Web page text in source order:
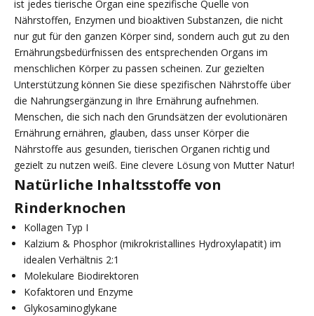
ist jedes tierische Organ eine spezifische Quelle von
Nährstoffen, Enzymen und bioaktiven Substanzen, die nicht
nur gut für den ganzen Körper sind, sondern auch gut zu den
Ernährungsbedürfnissen des entsprechenden Organs im
menschlichen Körper zu passen scheinen. Zur gezielten
Unterstützung können Sie diese spezifischen Nährstoffe über
die Nahrungsergänzung in Ihre Ernährung aufnehmen.
Menschen, die sich nach den Grundsätzen der evolutionären
Ernährung ernähren, glauben, dass unser Körper die
Nährstoffe aus gesunden, tierischen Organen richtig und
gezielt zu nutzen weiß. Eine clevere Lösung von Mutter Natur!
Natürliche Inhaltsstoffe von
Rinderknochen
Kollagen Typ I
Kalzium & Phosphor (mikrokristallines Hydroxylapatit) im
idealen Verhältnis 2:1
Molekulare Biodirektoren
Kofaktoren und Enzyme
Glykosaminoglykane